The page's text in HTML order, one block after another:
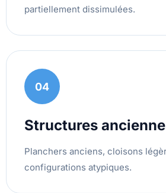
partiellement dissimulées.
04
Structures
Planchers anciens, cloisons
configurations atypiques.